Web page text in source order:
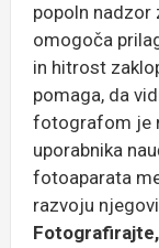
popoln nadzor
omogoča
in hitrost
pomaga, da
fotografom je
uporabnika
fotoaparata
razvoju